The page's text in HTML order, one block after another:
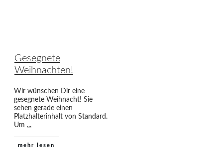
Gesegnete
Weihnachten!
Wir wünschen Dir eine
gesegnete Weihnacht! Sie
sehen gerade einen
Platzhalterinhalt von Standard.
Um ...
mehr lesen